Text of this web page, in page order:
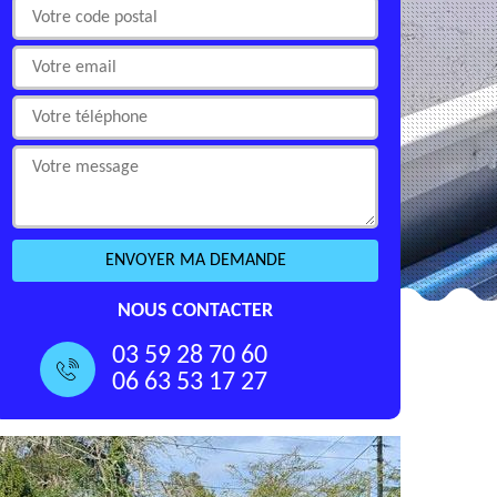
NOUS CONTACTER
03 59 28 70 60
06 63 53 17 27